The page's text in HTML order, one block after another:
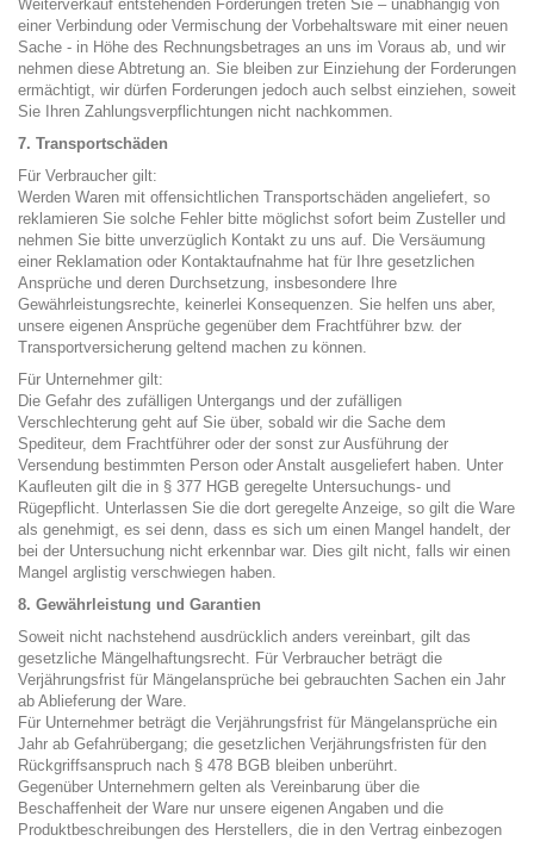
Weiterverkauf entstehenden Forderungen treten Sie – unabhängig von
einer Verbindung oder Vermischung der Vorbehaltsware mit einer neuen
Sache - in Höhe des Rechnungsbetrages an uns im Voraus ab, und wir
nehmen diese Abtretung an. Sie bleiben zur Einziehung der Forderungen
ermächtigt, wir dürfen Forderungen jedoch auch selbst einziehen, soweit
Sie Ihren Zahlungsverpflichtungen nicht nachkommen.
7. Transportschäden
Für Verbraucher gilt:
Werden Waren mit offensichtlichen Transportschäden angeliefert, so
reklamieren Sie solche Fehler bitte möglichst sofort beim Zusteller und
nehmen Sie bitte unverzüglich Kontakt zu uns auf. Die Versäumung
einer Reklamation oder Kontaktaufnahme hat für Ihre gesetzlichen
Ansprüche und deren Durchsetzung, insbesondere Ihre
Gewährleistungsrechte, keinerlei Konsequenzen. Sie helfen uns aber,
unsere eigenen Ansprüche gegenüber dem Frachtführer bzw. der
Transportversicherung geltend machen zu können.
Für Unternehmer gilt:
Die Gefahr des zufälligen Untergangs und der zufälligen
Verschlechterung geht auf Sie über, sobald wir die Sache dem
Spediteur, dem Frachtführer oder der sonst zur Ausführung der
Versendung bestimmten Person oder Anstalt ausgeliefert haben. Unter
Kaufleuten gilt die in § 377 HGB geregelte Untersuchungs- und
Rügepflicht. Unterlassen Sie die dort geregelte Anzeige, so gilt die Ware
als genehmigt, es sei denn, dass es sich um einen Mangel handelt, der
bei der Untersuchung nicht erkennbar war. Dies gilt nicht, falls wir einen
Mangel arglistig verschwiegen haben.
8. Gewährleistung und Garantien
Soweit nicht nachstehend ausdrücklich anders vereinbart, gilt das
gesetzliche Mängelhaftungsrecht. Für Verbraucher beträgt die
Verjährungsfrist für Mängelansprüche bei gebrauchten Sachen ein Jahr
ab Ablieferung der Ware.
Für Unternehmer beträgt die Verjährungsfrist für Mängelansprüche ein
Jahr ab Gefahrübergang; die gesetzlichen Verjährungsfristen für den
Rückgriffsanspruch nach § 478 BGB bleiben unberührt.
Gegenüber Unternehmern gelten als Vereinbarung über die
Beschaffenheit der Ware nur unsere eigenen Angaben und die
Produktbeschreibungen des Herstellers, die in den Vertrag einbezogen